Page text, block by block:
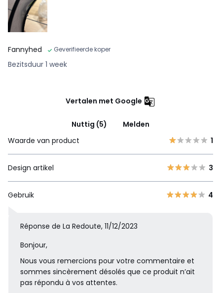
Fannyhed Geverifieerde koper
Bezitsduur 1 week
Vertalen met Google
Nuttig (5)
Melden
Waarde van product
1
Design artikel 3
Gebruik 4
Réponse de La Redoute, 11/12/2023
Bonjour,
Nous vous remercions pour votre commentaire et
sommes sincèrement désolés que ce produit n’ait
pas répondu à vos attentes.